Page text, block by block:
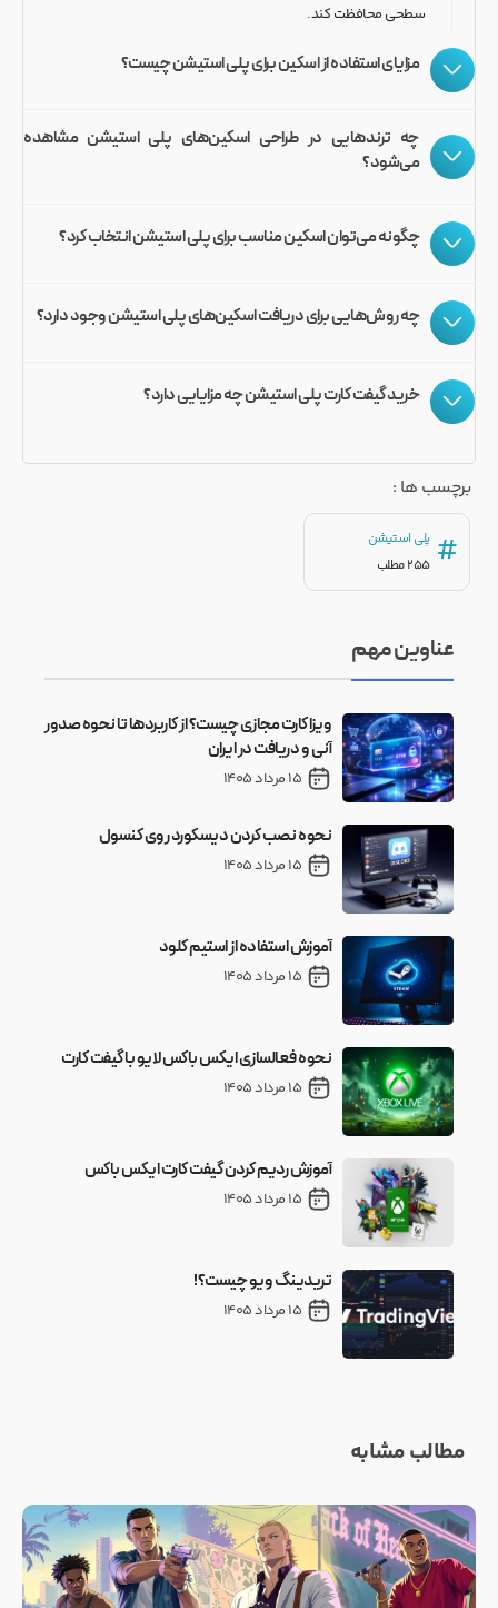
سطحی محافظت کند.
مزایای استفاده از اسکین برای پلی استیشن چیست؟
چه ترندهایی در طراحی اسکین‌های پلی استیشن مشاهده
می‌شود؟
چگونه می‌توان اسکین مناسب برای پلی استیشن انتخاب کرد؟
چه روش‌هایی برای دریافت اسکین‌های پلی استیشن وجود دارد؟
خرید گیفت کارت پلی استیشن چه مزایایی دارد؟
برچسب ها :
# پلی استیشن
255 مطلب
عناوین مهم
ویزا کارت مجازی چیست؟ از کاربردها تا نحوه صدور
آنی و دریافت در ایران
15 مرداد 1405
نحوه نصب کردن دیسکورد روی کنسول
15 مرداد 1405
آموزش استفاده از استیم کلود
15 مرداد 1405
نحوه فعالسازی ایکس باکس لایو با گیفت کارت
15 مرداد 1405
آموزش ردیم کردن گیفت کارت ایکس باکس
15 مرداد 1405
تریدینگ ویو چیست؟!
15 مرداد 1405
مطالب مشابه